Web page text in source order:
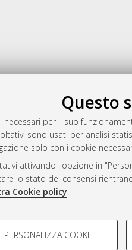
Questo
per il suo
sono usati per analisi
solo con i cookie
attivando l'opzione in
lo stato dei consensi
Cookie policy.
PERSONALIZZA COOKIE
AMS Laurea
Servizio implementato e
Impostazioni Cookie
Informativa sulla privacy
Condizioni d’uso del sito
- Università di Bologna, 2007-